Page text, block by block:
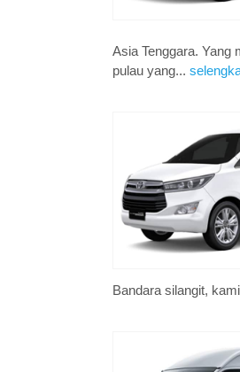
Asia Tenggara. Yang
pulau yang...
Bandara silangit,